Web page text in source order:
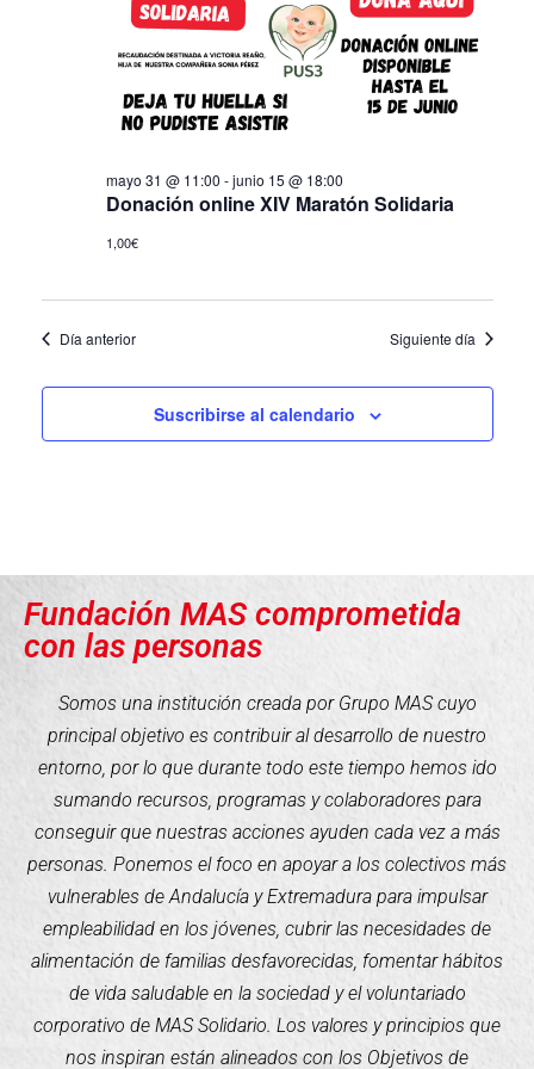
Donación online XIV Maratón Solidaria
mayo 31 @ 11:00 -junio 15 @ 18:00
1,00€
Día anterior Siguiente día
Suscribirse al calendario
Fundación MAS comprometida
con las personas
Somos una institución creada por Grupo MAS cuyo
principal objetivo es contribuir al desarrollo de nuestro
entorno, por lo que durante todo este tiempo hemos ido
sumando recursos, programas y colaboradores para
conseguir que nuestras acciones ayuden cada vez a más
personas. Ponemos el foco en apoyar a los colectivos más
vulnerables de Andalucía y Extremadura para impulsar
empleabilidad en los jóvenes, cubrir las necesidades de
alimentación de familias desfavorecidas, fomentar hábitos
de vida saludable en la sociedad y el voluntariado
corporativo de MAS Solidario. Los valores y principios que
nos inspiran están alineados con los Objetivos de